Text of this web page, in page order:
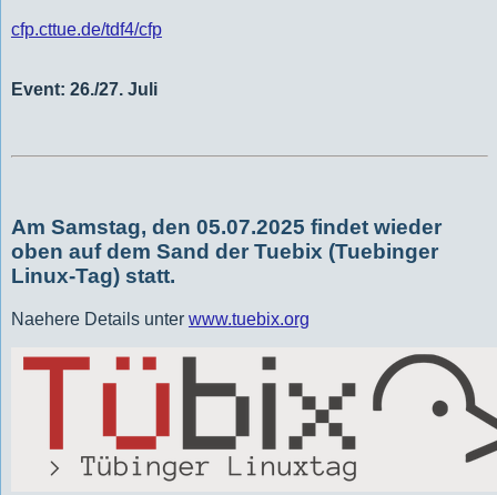
cfp.cttue.de/tdf4/cfp
Event: 26./27. Juli
Am Samstag, den 05.07.2025 findet wieder
oben auf dem Sand der Tuebix (Tuebinger
Linux-Tag) statt.
Naehere Details unter www.tuebix.org